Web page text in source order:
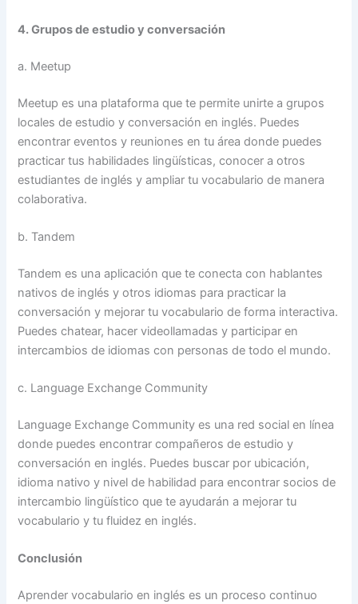
4. Grupos de estudio y conversación
a. Meetup
Meetup es una plataforma que te permite unirte a grupos
locales de estudio y conversación en inglés. Puedes
encontrar eventos y reuniones en tu área donde puedes
practicar tus habilidades lingüísticas, conocer a otros
estudiantes de inglés y ampliar tu vocabulario de manera
colaborativa.
b. Tandem
Tandem es una aplicación que te conecta con hablantes
nativos de inglés y otros idiomas para practicar la
conversación y mejorar tu vocabulario de forma interactiva.
Puedes chatear, hacer videollamadas y participar en
intercambios de idiomas con personas de todo el mundo.
c. Language Exchange Community
Language Exchange Community es una red social en línea
donde puedes encontrar compañeros de estudio y
conversación en inglés. Puedes buscar por ubicación,
idioma nativo y nivel de habilidad para encontrar socios de
intercambio lingüístico que te ayudarán a mejorar tu
vocabulario y tu fluidez en inglés.
Conclusión
Aprender vocabulario en inglés es un proceso continuo